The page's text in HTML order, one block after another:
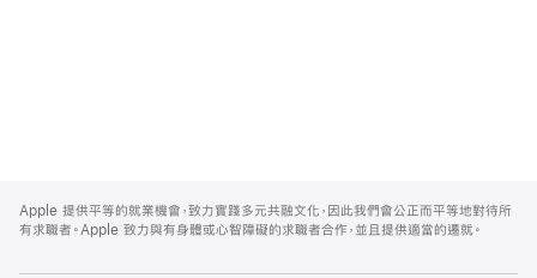
Footer
Apple 提供平等的就業機會，致力實踐多元共融文化，因此我們會公正而平等地對待所
有求職者。Apple 致力與有身體或心智障礙的求職者合作，並且提供適當的遷就。